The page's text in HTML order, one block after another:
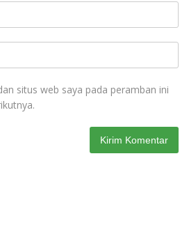
situs web saya pada peramban ini